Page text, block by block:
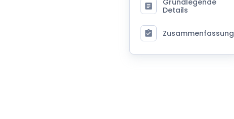
Grundlegende
Details
Zusammenfassung